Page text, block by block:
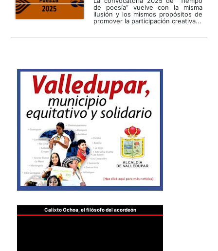
de poesía” vuelve con la misma
ilusión y los mismos propósitos de
promover la participación creativa...
Calixto Ochoa, el filósofo del acordeón